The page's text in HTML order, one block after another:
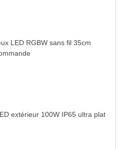
LED RGBW sans fil 35cm
extérieur 100W IP65 ultra plat